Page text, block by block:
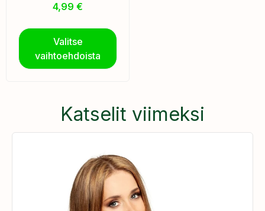
4,99 €
Valitse
vaihtoehdoista
Katselit viimeksi